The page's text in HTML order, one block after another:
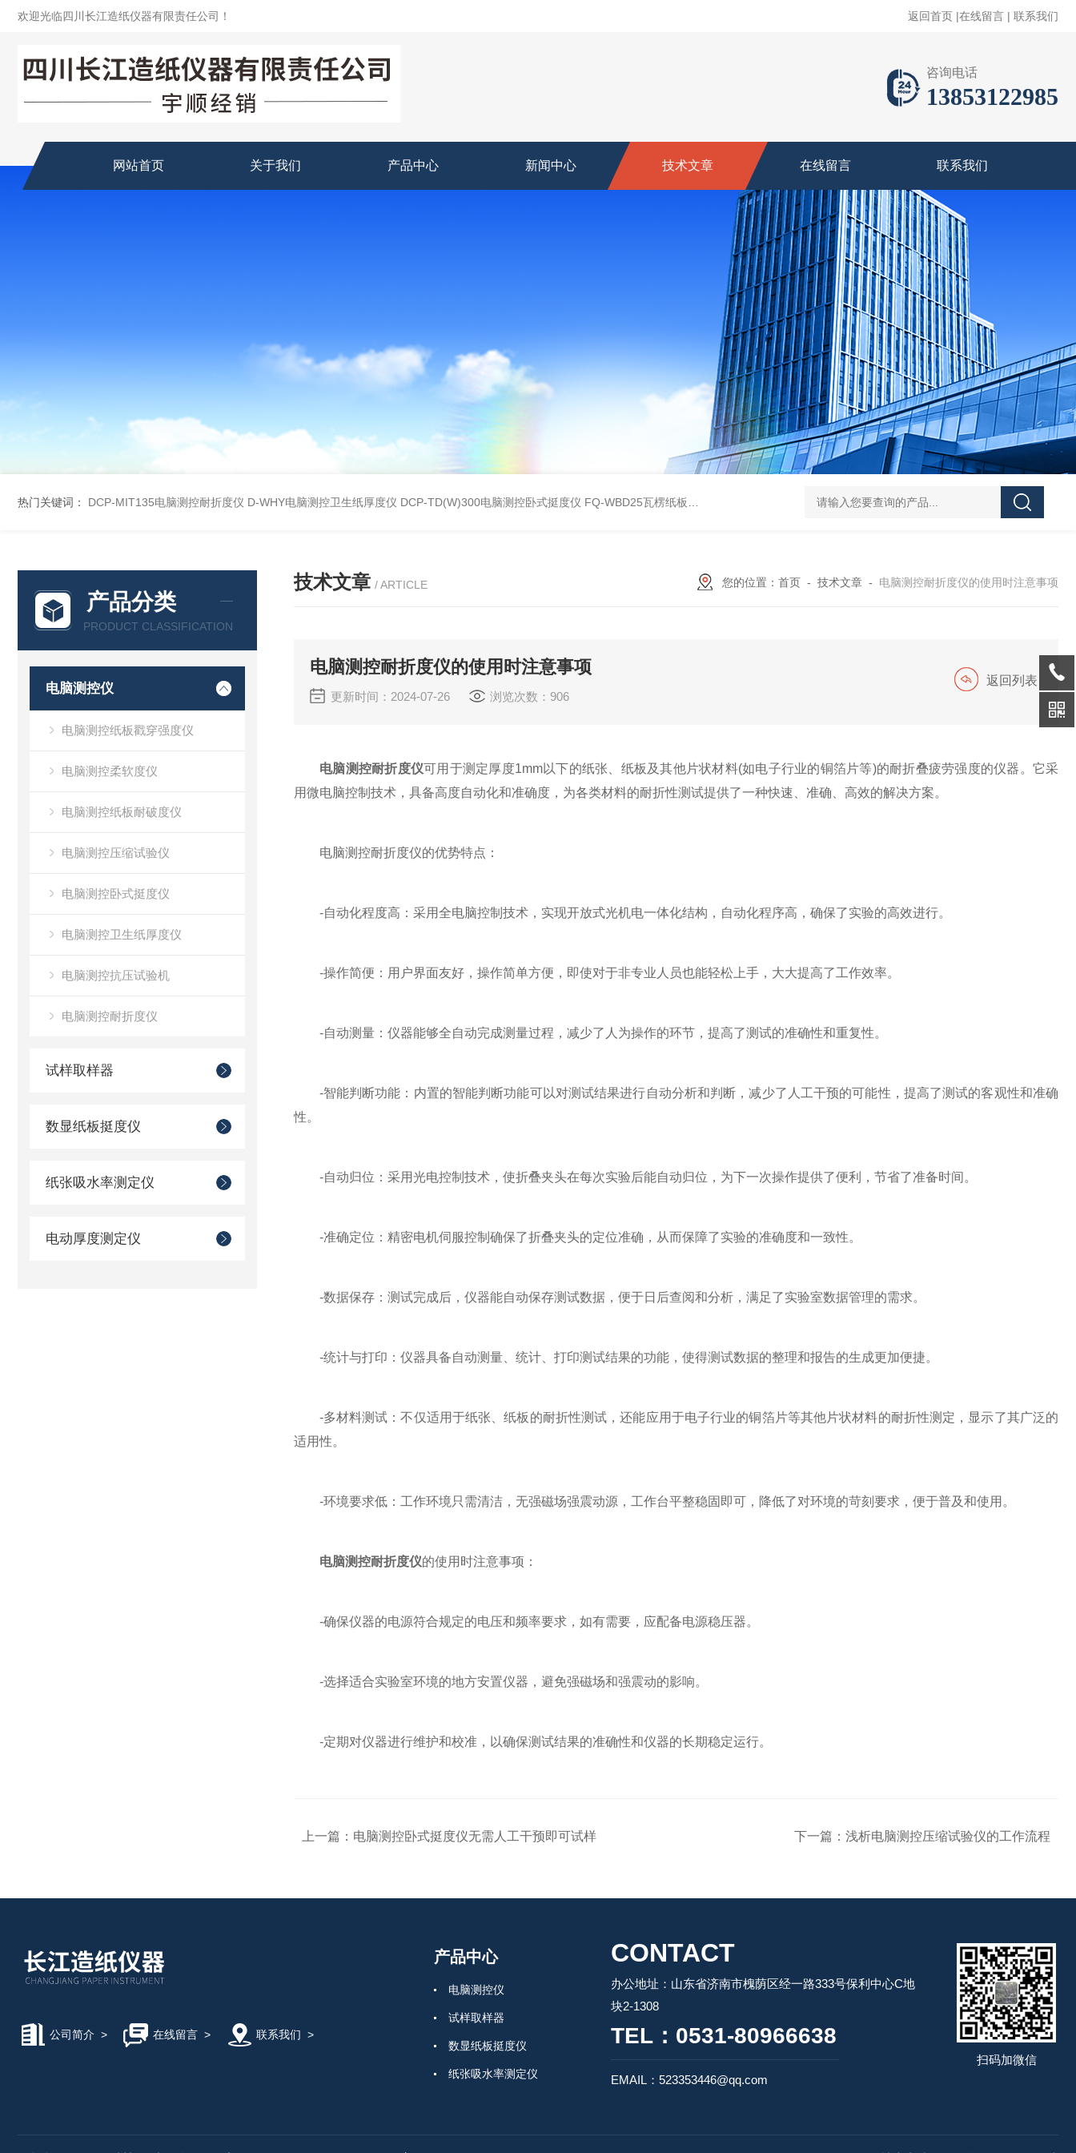
欢迎光临四川长江造纸仪器有限责任公司！ 返回首页 |在线留言 | 联系我们
咨询电话
13853122985
网站首页 关于我们 产品中心 新闻中心 技术文章 在线留言 联系我们
热门关键词： DCP-MIT135电脑测控耐折度仪 D-WHY电脑测控卫生纸厚度仪 DCP-TD(W)300电脑测控卧式挺度仪 FQ-WBD25瓦楞纸板边压试样取样器 DCP-NPY5600电脑测控纸板耐破度仪2 DCP-KY3000电脑测
产品分类
PRODUCT CLASSIFICATION
电脑测控仪
电脑测控纸板戳穿强度仪
电脑测控柔软度仪
电脑测控纸板耐破度仪
电脑测控压缩试验仪
电脑测控卧式挺度仪
电脑测控卫生纸厚度仪
电脑测控抗压试验机
电脑测控耐折度仪
试样取样器
数显纸板挺度仪
纸张吸水率测定仪
电动厚度测定仪
技术文章 / ARTICLE 您的位置： 首页 - 技术文章 - 电脑测控耐折度仪的使用时注意事项
电脑测控耐折度仪的使用时注意事项
更新时间：2024-07-26 浏览次数：906
返回列表
电脑测控耐折度仪可用于测定厚度1mm以下的纸张、纸板及其他片状材料(如电子行业的铜箔片等)的耐折叠疲劳强度的仪器。它采
用微电脑控制技术，具备高度自动化和准确度，为各类材料的耐折性测试提供了一种快速、准确、高效的解决方案。
电脑测控耐折度仪的优势特点：
-自动化程度高：采用全电脑控制技术，实现开放式光机电一体化结构，自动化程序高，确保了实验的高效进行。
-操作简便：用户界面友好，操作简单方便，即使对于非专业人员也能轻松上手，大大提高了工作效率。
-自动测量：仪器能够全自动完成测量过程，减少了人为操作的环节，提高了测试的准确性和重复性。
-智能判断功能：内置的智能判断功能可以对测试结果进行自动分析和判断，减少了人工干预的可能性，提高了测试的客观性和准确
性。
-自动归位：采用光电控制技术，使折叠夹头在每次实验后能自动归位，为下一次操作提供了便利，节省了准备时间。
-准确定位：精密电机伺服控制确保了折叠夹头的定位准确，从而保障了实验的准确度和一致性。
-数据保存：测试完成后，仪器能自动保存测试数据，便于日后查阅和分析，满足了实验室数据管理的需求。
-统计与打印：仪器具备自动测量、统计、打印测试结果的功能，使得测试数据的整理和报告的生成更加便捷。
-多材料测试：不仅适用于纸张、纸板的耐折性测试，还能应用于电子行业的铜箔片等其他片状材料的耐折性测定，显示了其广泛的
适用性。
-环境要求低：工作环境只需清洁，无强磁场强震动源，工作台平整稳固即可，降低了对环境的苛刻要求，便于普及和使用。
电脑测控耐折度仪的使用时注意事项：
-确保仪器的电源符合规定的电压和频率要求，如有需要，应配备电源稳压器。
-选择适合实验室环境的地方安置仪器，避免强磁场和强震动的影响。
-定期对仪器进行维护和校准，以确保测试结果的准确性和仪器的长期稳定运行。
上一篇： 电脑测控卧式挺度仪无需人工干预即可试样 下一篇： 浅析电脑测控压缩试验仪的工作流程
公司简介 > 在线留言> 联系我们 >
产品中心
电脑测控仪
试样取样器
数显纸板挺度仪
纸张吸水率测定仪
CONTACT
办公地址：山东省济南市槐荫区经一路333号保利中心C地
块2-1308
TEL：0531-80966638
EMAIL：523353446@qq.com
扫码加微信